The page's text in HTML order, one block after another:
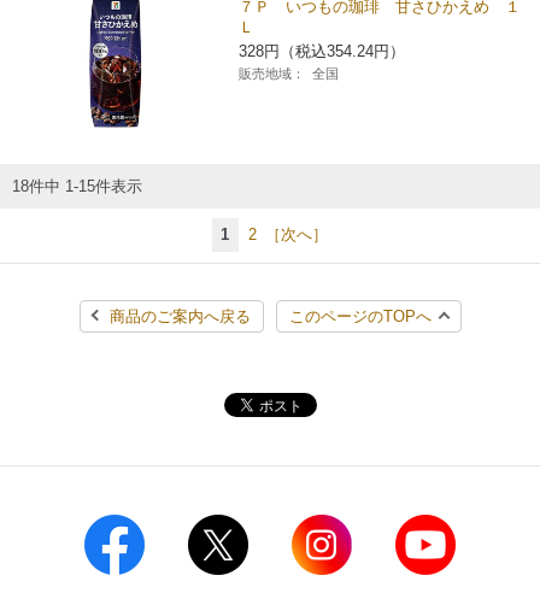
７Ｐ いつもの珈琲 甘さひかえめ １
Ｌ
328円（税込354.24円）
販売地域： 全国
18件中 1-15件表示
1 2 ［次へ］
商品のご案内へ戻る このページのTOPへ